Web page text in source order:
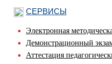
СЕРВИСЫ
Электронная
Демонстрационный
Аттестация